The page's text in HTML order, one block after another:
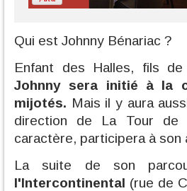
Qui est Johnny Bénariac ?
Enfant des Halles, fils
Johnny sera initié à la
mijotés. Mais il y aura
direction de La Tour de
caractère, participera à son
La suite de son
l'Intercontinental (rue de